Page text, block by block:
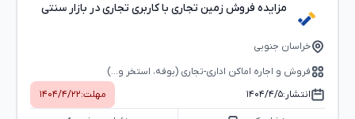
مزایده فروش زمین تجاری با کاربری تجاری در بازار سنتی
خراسان جنوبی
فروش و اجاره اماکن اداری-تجاری (بوفه، استخر و...)
انتشار:۱۴۰۴/۴/۵ مهلت:۱۴۰۴/۴/۲۲